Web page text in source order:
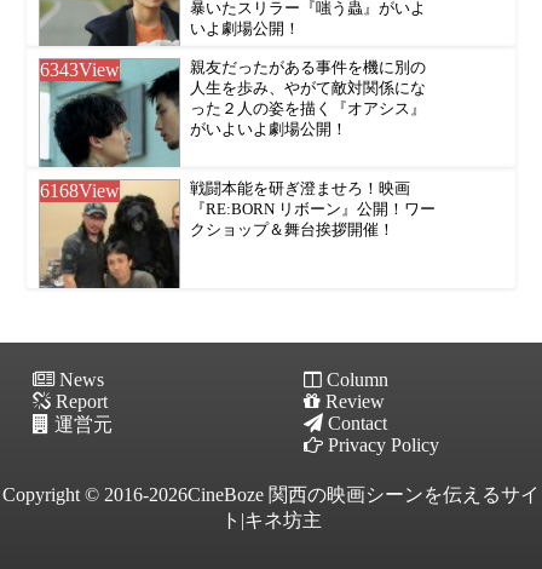
暴いたスリラー『嗤う蟲』がいよ
いよ劇場公開！
6343View
親友だったがある事件を機に別の
人生を歩み、やがて敵対関係にな
った２人の姿を描く『オアシス』
がいよいよ劇場公開！
6168View
戦闘本能を研ぎ澄ませろ！映画
『RE:BORN リボーン』公開！ワー
クショップ＆舞台挨拶開催！
News
Column
Report
Review
運営元
Contact
Privacy Policy
Copyright © 2016-2026CineBoze 関西の映画シーンを伝えるサイ
ト|キネ坊主